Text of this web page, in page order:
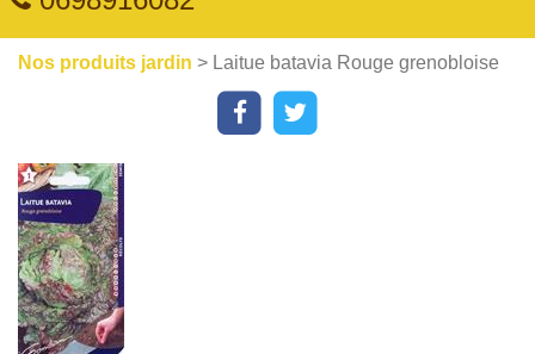
Nos produits jardin > Laitue batavia Rouge grenobloise